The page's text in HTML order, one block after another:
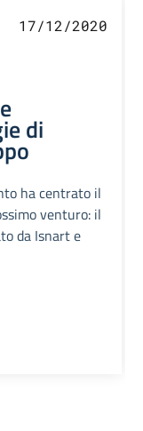
17/12/2020
di
ha centrato il
venturo: il
da Isnart e